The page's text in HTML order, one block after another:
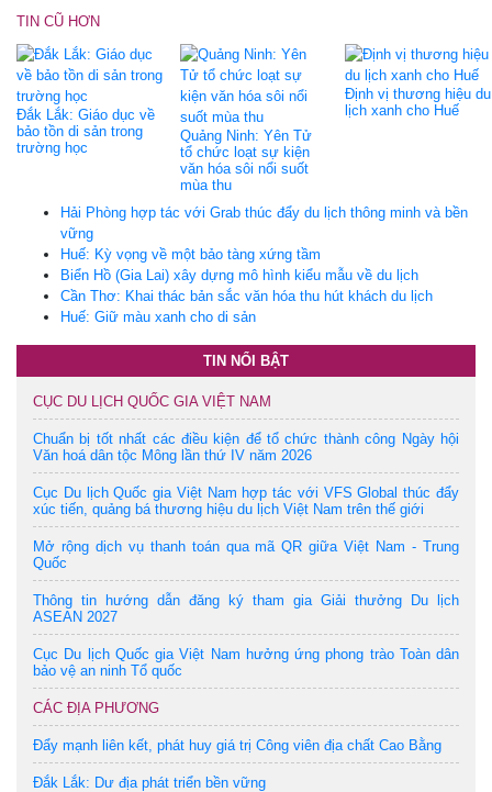
TIN CŨ HƠN
Đắk Lắk: Giáo dục về
bảo tồn di sản trong
trường học
Quảng Ninh: Yên Tử
tổ chức loạt sự kiện
văn hóa sôi nổi suốt
mùa thu
Định vị thương hiệu du
lịch xanh cho Huế
Hải Phòng hợp tác với Grab thúc đẩy du lịch thông minh và bền
vững
Huế: Kỳ vọng về một bảo tàng xứng tầm
Biển Hồ (Gia Lai) xây dựng mô hình kiểu mẫu về du lịch
Cần Thơ: Khai thác bản sắc văn hóa thu hút khách du lịch
Huế: Giữ màu xanh cho di sản
TIN NỔI BẬT
CỤC DU LỊCH QUỐC GIA VIỆT NAM
Chuẩn bị tốt nhất các điều kiện để tổ chức thành công Ngày hội
Văn hoá dân tộc Mông lần thứ IV năm 2026
Cục Du lịch Quốc gia Việt Nam hợp tác với VFS Global thúc đẩy
xúc tiến, quảng bá thương hiệu du lịch Việt Nam trên thế giới
Mở rộng dịch vụ thanh toán qua mã QR giữa Việt Nam - Trung
Quốc
Thông tin hướng dẫn đăng ký tham gia Giải thưởng Du lịch
ASEAN 2027
Cục Du lịch Quốc gia Việt Nam hưởng ứng phong trào Toàn dân
bảo vệ an ninh Tổ quốc
CÁC ĐỊA PHƯƠNG
Đẩy mạnh liên kết, phát huy giá trị Công viên địa chất Cao Bằng
Đắk Lắk: Dư địa phát triển bền vững